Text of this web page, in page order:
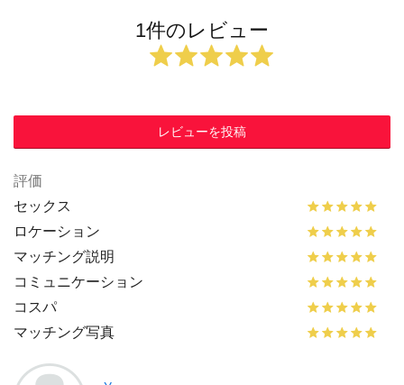
1件のレビュー
レビューを投稿
評価
セックス
ロケーション
マッチング説明
コミュニケーション
コスパ
マッチング写真